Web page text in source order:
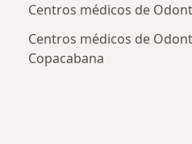
Centros médicos de
Centros médicos de
Copacabana